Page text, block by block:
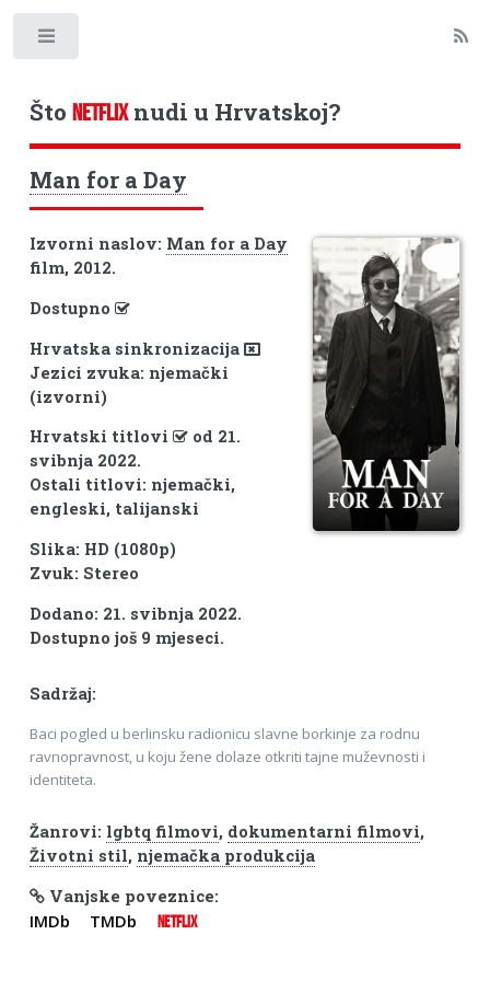
Što NETFLIXnudi u Hrvatskoj?
Man for a Day
Izvorni naslov: Man for a Day
film, 2012.
Dostupno
Hrvatska sinkronizacija
Jezici zvuka: njemački
(izvorni)
Hrvatski titlovi
od 21.
svibnja 2022.
Ostali titlovi: njemački,
engleski, talijanski
Slika: HD (1080p)
Zvuk: Stereo
Dodano: 21. svibnja 2022.
Dostupno još 9 mjeseci.
Sadržaj:
Baci pogled u berlinsku radionicu slavne borkinje za rodnu
ravnopravnost, u koju žene dolaze otkriti tajne muževnosti i
identiteta.
Žanrovi: lgbtq filmovi, dokumentarni filmovi,
Životni stil, njemačka produkcija
Vanjske poveznice:
IMDb TMDb NETFLIX